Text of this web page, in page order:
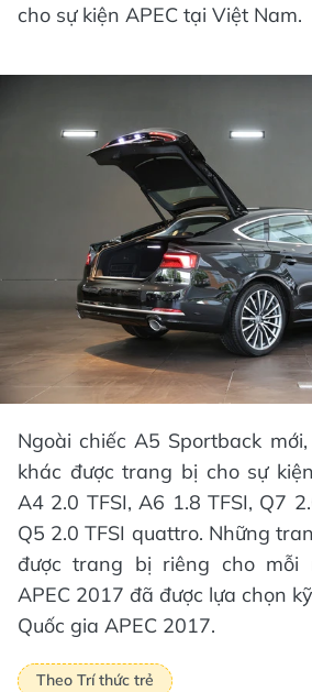
cho sự kiện APEC tại Việt Nam.
Ngoài chiếc A5 Sportback
khác được trang bị cho sự
A4 2.0 TFSI, A6 1.8 TFSI, Q7
Q5 2.0 TFSI quattro. Những
được trang bị riêng cho mỗi
APEC 2017 đã được lựa chọn
Quốc gia APEC 2017.
Theo Trí thức trẻ